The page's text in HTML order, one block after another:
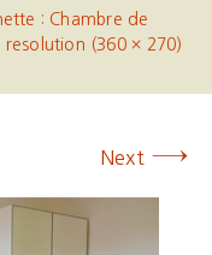
: Chambre de
resolution (360 × 270)
Next →